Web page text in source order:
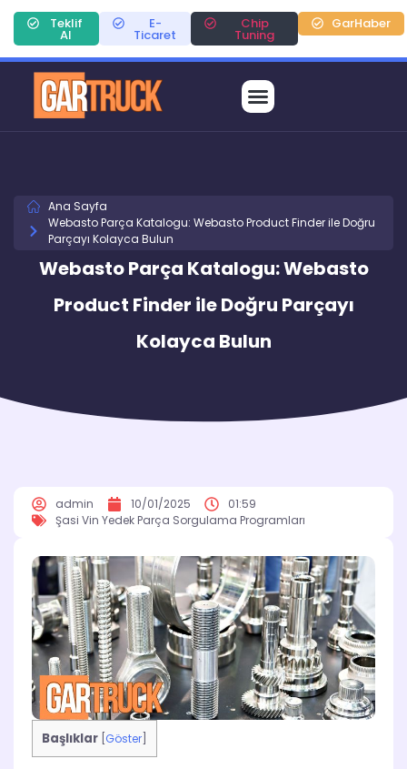
Teklif
Al
E-
Ticaret
Chip
Tuning
GarHaber
Ana Sayfa
Webasto Parça Katalogu: Webasto Product Finder ile Doğru
Parçayı Kolayca Bulun
Webasto Parça Katalogu: Webasto
Product Finder ile Doğru Parçayı
Kolayca Bulun
admin 10/01/2025
01:59
Şasi Vin Yedek Parça Sorgulama Programları
Başlıklar Göster